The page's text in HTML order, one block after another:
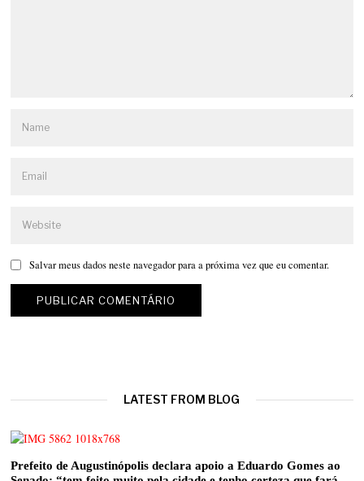
Salvar meus dados neste navegador para a próxima vez que eu comentar.
LATEST FROM BLOG
Prefeito de Augustinópolis declara apoio a Eduardo Gomes ao